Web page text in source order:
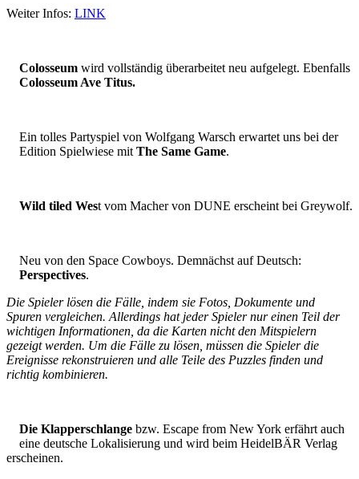
Weiter Infos: LINK
Colosseum wird vollständig überarbeitet neu aufgelegt. Ebenfalls
Colosseum Ave Titus.
Ein tolles Partyspiel von Wolfgang Warsch erwartet uns bei der
Edition Spielwiese mit The Same Game.
Wild tiled West vom Macher von DUNE erscheint bei Greywolf.
Neu von den Space Cowboys. Demnächst auf Deutsch:
Perspectives.
Die Spieler lösen die Fälle, indem sie Fotos, Dokumente und
Spuren vergleichen. Allerdings hat jeder Spieler nur einen Teil der
wichtigen Informationen, da die Karten nicht den Mitspielern
gezeigt werden. Um die Fälle zu lösen, müssen die Spieler die
Ereignisse rekonstruieren und alle Teile des Puzzles finden und
richtig kombinieren.
Die Klapperschlange bzw. Escape from New York erfährt auch
eine deutsche Lokalisierung und wird beim HeidelBÄR Verlag
erscheinen.